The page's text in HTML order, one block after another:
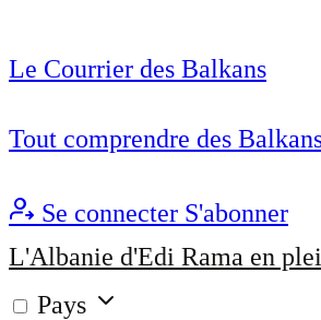
Le Courrier des Balkans
Tout comprendre des
Se connecter S'abonner
L'Albanie d'Edi Rama en
Pays